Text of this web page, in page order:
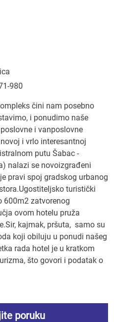
980
čini nam posebno
i ponudimo naše
i vanposlovne
i vrlo interesantnoj
putu Šabac -
nalazi se novoizgrađeni
pravi spoj gradskog urbanog
turistički
600m2 zatvorenog
ovom hotelu pruža
kajmak, pršuta, samo su
koji obiluju u ponudi našeg
rada hotel je u kratkom
što govori i podatak o
poruku